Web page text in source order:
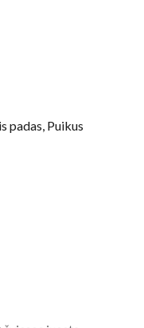
padas, Puikus